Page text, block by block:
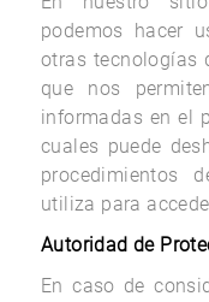
podemos hacer
otras tecnologías
que nos
informadas en el
cuales puede
procedimientos
utiliza para
Autoridad de
En caso de